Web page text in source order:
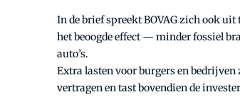
In de brief spreekt BOVAG zich ook
het beoogde effect — minder fossiel
auto’s.
Extra lasten voor burgers en
vertragen en tast bovendien de